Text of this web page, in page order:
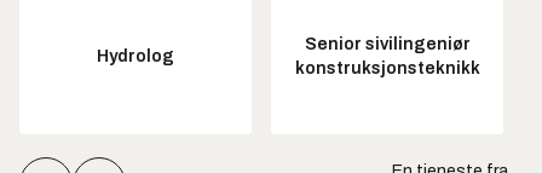
Hydrolog
Senior sivilingeniør
konstruksjonsteknikk